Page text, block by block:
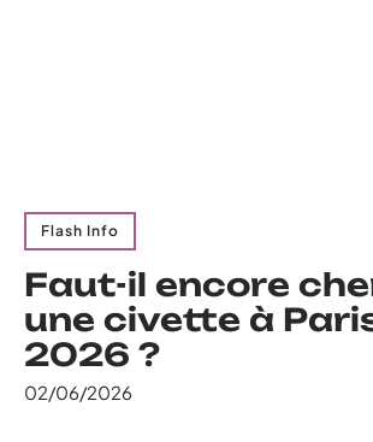
Flash Info
Faut-il encore
une civette à
2026 ?
02/06/2026